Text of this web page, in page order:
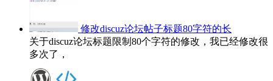
修改discuz论坛帖子标题80字符的长
关于discuz论坛标题限制80个字符的修改，我已经修改很
多次了，